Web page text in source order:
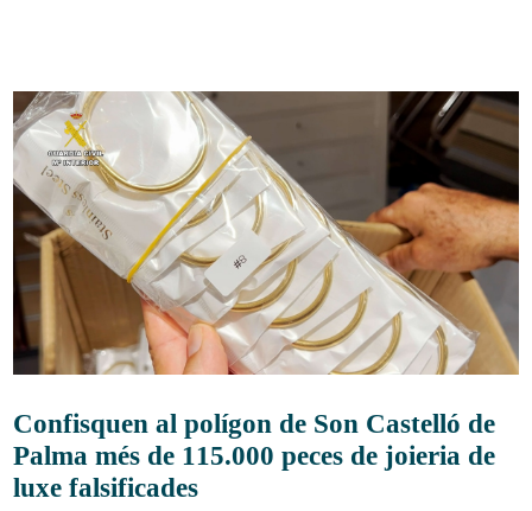
Confisquen al polígon de Son Castelló de
Palma més de 115.000 peces de joieria de
luxe falsificades